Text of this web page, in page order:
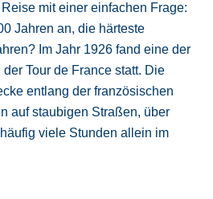
mit einer einfachen Frage:
Jahren an, die härteste
Im Jahr 1926 fand eine der
Tour de France statt. Die
entlang der französischen
auf staubigen Straßen, über
viele Stunden allein im